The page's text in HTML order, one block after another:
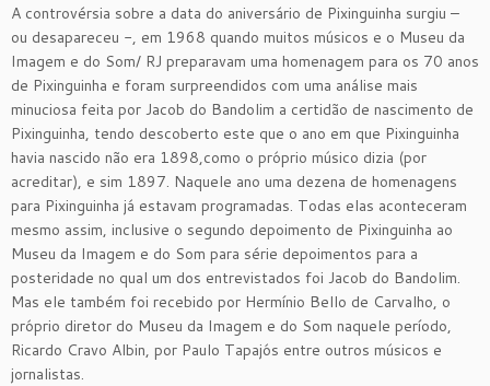
A controvérsia sobre a data do aniversário de Pixinguinha surgiu –
ou desapareceu -, em 1968 quando muitos músicos e o Museu da
Imagem e do Som/ RJ preparavam uma homenagem para os 70 anos
de Pixinguinha e foram surpreendidos com uma análise mais
minuciosa feita por Jacob do Bandolim a certidão de nascimento de
Pixinguinha, tendo descoberto este que o ano em que Pixinguinha
havia nascido não era 1898,como o próprio músico dizia (por
acreditar), e sim 1897. Naquele ano uma dezena de homenagens
para Pixinguinha já estavam programadas. Todas elas aconteceram
mesmo assim, inclusive o segundo depoimento de Pixinguinha ao
Museu da Imagem e do Som para série depoimentos para a
posteridade no qual um dos entrevistados foi Jacob do Bandolim.
Mas ele também foi recebido por Hermínio Bello de Carvalho, o
próprio diretor do Museu da Imagem e do Som naquele período,
Ricardo Cravo Albin, por Paulo Tapajós entre outros músicos e
jornalistas.